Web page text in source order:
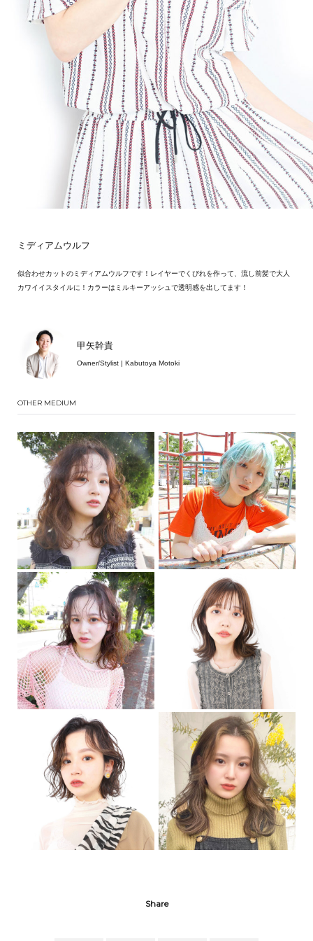
ミディアムウルフ
似合わせカットのミディアムウルフです！レイヤーでくびれを作って、流し前髪で大人
カワイイスタイルに！カラーはミルキーアッシュで透明感を出してます！
甲矢幹貴
Owner/Stylist | Kabutoya Motoki
OTHER MEDIUM
Share